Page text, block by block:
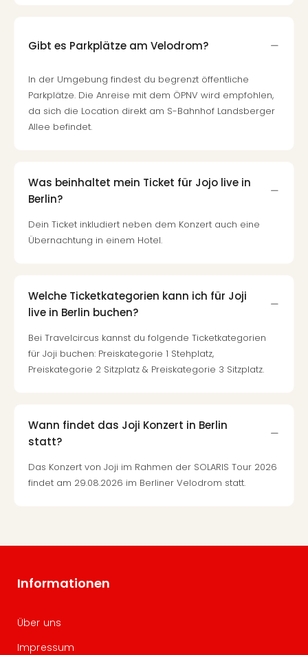
Gibt es Parkplätze am Velodrom?
In der Umgebung findest du begrenzt öffentliche
Parkplätze. Die Anreise mit dem ÖPNV wird empfohlen,
da sich die Location direkt am S-Bahnhof Landsberger
Allee befindet.
Was beinhaltet mein Ticket für Jojo live in
Berlin?
Dein Ticket inkludiert neben dem Konzert auch eine
Übernachtung in einem Hotel.
Welche Ticketkategorien kann ich für Joji
live in Berlin buchen?
Bei Travelcircus kannst du folgende Ticketkategorien
für Joji buchen: Preiskategorie 1 Stehplatz,
Preiskategorie 2 Sitzplatz & Preiskategorie 3 Sitzplatz.
Wann findet das Joji Konzert in Berlin
statt?
Das Konzert von Joji im Rahmen der SOLARIS Tour 2026
findet am 29.08.2026 im Berliner Velodrom statt.
Informationen
Über uns
Impressum